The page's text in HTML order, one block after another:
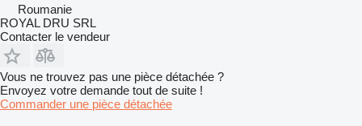
Roumanie
ROYAL DRU SRL
Contacter le vendeur
Vous ne trouvez pas une pièce détachée ?
Envoyez votre demande tout de suite !
Commander une pièce détachée